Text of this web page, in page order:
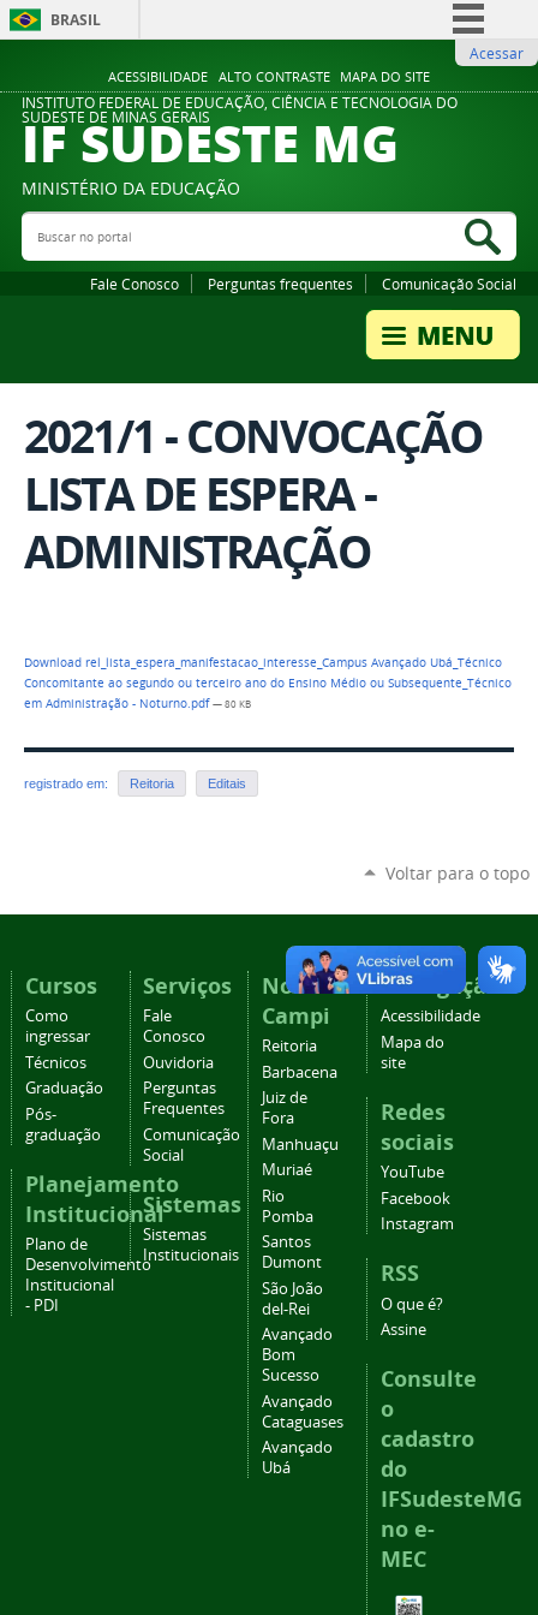
ACESSIBILIDADE ALTO CONTRASTE MAPA DO SITE
BRASIL
Comunica BR
Participe
Legislação
Acessar
INSTITUTO FEDERAL DE EDUCAÇÃO, CIÊNCIA E TECNOLOGIA DO
SUDESTE DE MINAS GERAIS
IF SUDESTE MG
MINISTÉRIO DA EDUCAÇÃO
Buscar no portal
Fale Conosco Perguntas frequentes Comunicação Social
2021/1 - CONVOCAÇÃO
LISTA DE ESPERA -
ADMINISTRAÇÃO
Download rel_lista_espera_manifestacao_interesse_Campus Avançado Ubá_Técnico
Concomitante ao segundo ou terceiro ano do Ensino Médio ou Subsequente_Técnico
em Administração - Noturno.pdf— 80 KB
registrado em: Reitoria Editais
Voltar para o topo
Cursos
Como
ingressar
Técnicos
Graduação
Pós-
graduação
Planejamento
Institucional
Plano de
Desenvolvimento
Institucional
- PDI
Serviços
Fale
Conosco
Ouvidoria
Perguntas
Frequentes
Comunicação
Social
Sistemas
Sistemas
Institucionais
Nossos
Campi
Reitoria
Barbacena
Juiz de
Fora
Manhuaçu
Muriaé
Rio
Pomba
Santos
Dumont
São João
del-Rei
Avançado
Bom
Sucesso
Avançado
Cataguases
Avançado
Ubá
Navegação
Acessibilidade
Mapa do
site
Redes
sociais
YouTube
Facebook
Instagram
RSS
O que é?
Assine
Consulte
o
cadastro
do
IFSudesteMG
no e-
MEC